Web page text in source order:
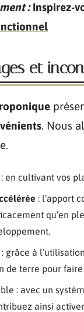
: Inspirez-
et
. Nous
: en cultivant vos
: l’apport
qu’en
: grâce à
de terre pour
: avec un
ainsi